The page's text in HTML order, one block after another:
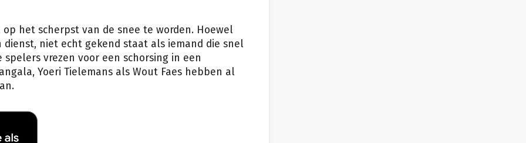
het scherpst van de snee te worden. Hoewel
dienst, niet echt gekend staat als iemand die snel
vrezen voor een schorsing in een
Yoeri Tielemans als Wout Faes hebben al